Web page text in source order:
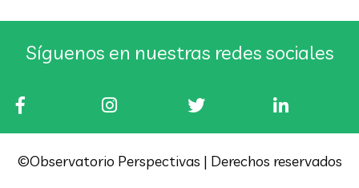
Síguenos en nuestras redes sociales
©Observatorio Perspectivas | Derechos reservados